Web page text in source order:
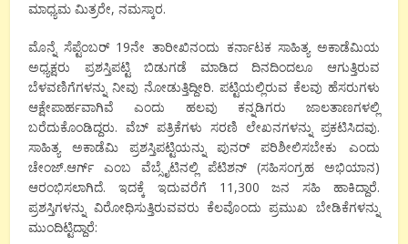
ಮಾಧ್ಯಮ ಮಿತ್ರರೇ, ನಮಸ್ಕಾರ.
ಮೊನ್ನೆ ಸೆಪ್ಟೆಂಬರ್ 19ನೇ ತಾರೀಖಿನಂದು ಕರ್ನಾಟಕ ಸಾಹಿತ್ಯ ಅಕಾಡೆಮಿಯ
ಅಧ್ಯಕ್ಷರು ಪ್ರಶಸ್ತಿಪಟ್ಟಿ ಬಿಡುಗಡೆ ಮಾಡಿದ ದಿನದಿಂದಲೂ ಆಗುತ್ತಿರುವ
ಬೆಳವಣಿಗೆಗಳನ್ನು ನೀವು ನೋಡುತ್ತಿದ್ದೀರಿ. ಪಟ್ಟಿಯಲ್ಲಿರುವ ಕೆಲವು ಹೆಸರುಗಳು
ಆಕ್ಷೇಪಾರ್ಹವಾಗಿವೆ ಎಂದು ಹಲವು ಕನ್ನಡಿಗರು ಜಾಲತಾಣಗಳಲ್ಲಿ
ಬರೆದುಕೊಂಡಿದ್ದರು. ವೆಬ್ ಪತ್ರಿಕೆಗಳು ಸರಣಿ ಲೇಖನಗಳನ್ನು ಪ್ರಕಟಿಸಿದವು.
ಸಾಹಿತ್ಯ ಅಕಾಡೆಮಿ ಪ್ರಶಸ್ತಿಪಟ್ಟಿಯನ್ನು ಪುನರ್ ಪರಿಶೀಲಿಸಬೇಕು ಎಂದು
ಚೇಂಜ್.ಆರ್ಗ್ ಎಂಬ ವೆಬ್ಸೈಟಿನಲ್ಲಿ ಪೆಟಿಶನ್ (ಸಹಿಸಂಗ್ರಹ ಅಭಿಯಾನ)
ಆರಂಭಿಸಲಾಗಿದೆ. ಇದಕ್ಕೆ ಇದುವರೆಗೆ 11,300 ಜನ ಸಹಿ ಹಾಕಿದ್ದಾರೆ.
ಪ್ರಶಸ್ತಿಗಳನ್ನು ವಿರೋಧಿಸುತ್ತಿರುವವರು ಕೆಲವೊಂದು ಪ್ರಮುಖ ಬೇಡಿಕೆಗಳನ್ನು
ಮುಂದಿಟ್ಟಿದ್ದಾರೆ: